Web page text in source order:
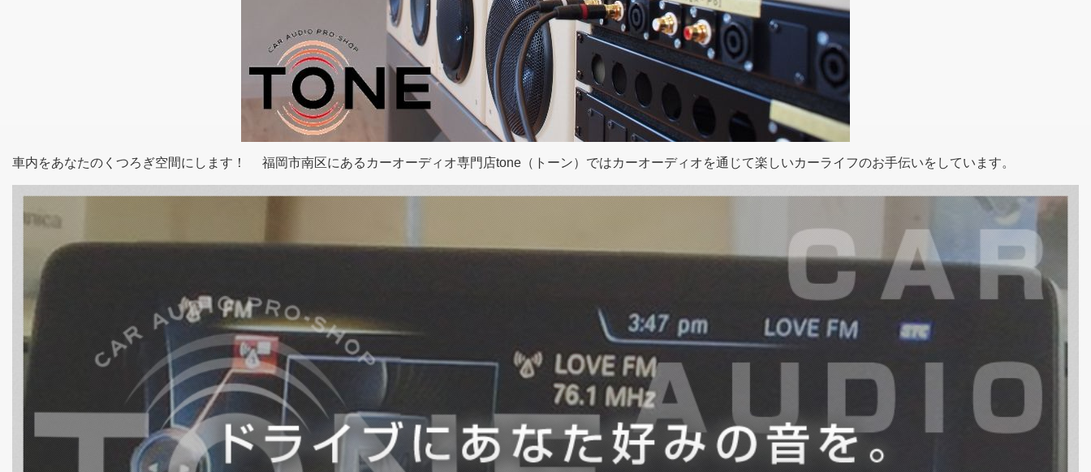
車内をあなたのくつろぎ空間にします！ 福岡市南区にあるカーオーディオ専門店tone（トーン）ではカーオーディオを通じて楽しいカーライフのお手伝いをしています。